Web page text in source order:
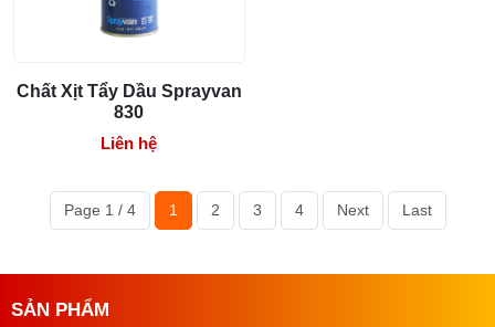
nhẹ và đánh mạnh lên vùng bị vết dầu. Đối với vật
phẩm như quần áo, bạn có thể áp dụng sản phẩm lên
Bước 3: Thực hiện giặt hoặc làm sạch
Sau khi áp dụng sản phẩm, hãy đặt vật phẩm vào
của nhà sản xuất.
Đối với các sản phẩm không thể giặt máy, như da
sản phẩm chất xịt tẩy dầu Sprayway 833 hoặc vết
Chất Xịt Tẩy Dầu Sprayvan
830
Liên hệ
Page 1 / 4 1 2 3 4 Next Last
SẢN PHẨM